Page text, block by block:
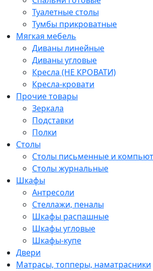
Туалетные столы
Тумбы прикроватные
Мягкая мебель
Диваны линейные
Диваны угловые
Кресла (НЕ КРОВАТИ)
Кресла-кровати
Прочие товары
Зеркала
Подставки
Полки
Столы
Столы письменные и
Столы журнальные
Шкафы
Антресоли
Стеллажи, пеналы
Шкафы распашные
Шкафы угловые
Шкафы-купе
Двери
Матрасы, топперы, наматрасники